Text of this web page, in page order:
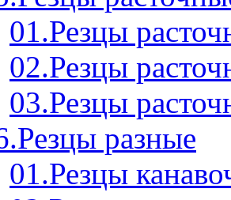
01.Резцы
02.Резцы
03.Резцы
разные
01.Резцы